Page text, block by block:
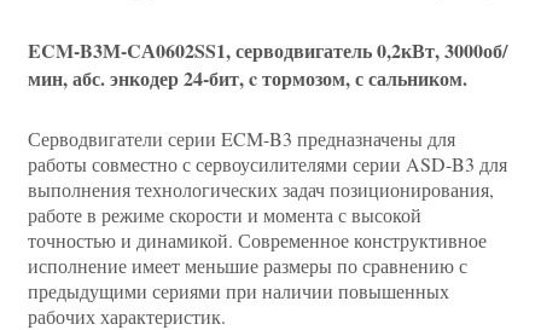
ECM-B3М-CА0602SS1, серводвигатель 0,2кВт, 3000об/
мин, абс. энкодер 24-бит, c тормозом, с сальником.
Серводвигатели серии ECM-B3 предназначены для
работы совместно с сервоусилителями серии ASD-B3 для
выполнения технологических задач позиционирования,
работе в режиме скорости и момента с высокой
точностью и динамикой. Современное конструктивное
исполнение имеет меньшие размеры по сравнению с
предыдущими сериями при наличии повышенных
рабочих характеристик.